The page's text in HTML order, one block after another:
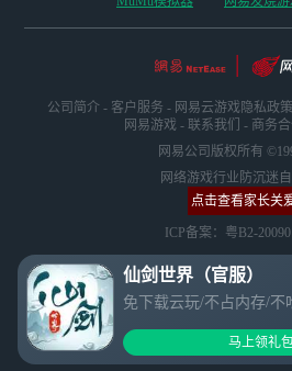
仙剑世界（官服）
免下载云玩/不占内存/不
马上领礼
公司简介 - 客户服务 - 网易云游戏隐私政
网易游戏 - 联系我们 - 商务
网易公司版权所有
网络游戏行业防沉迷
点击查看家长关
ICP备案：粤B2-